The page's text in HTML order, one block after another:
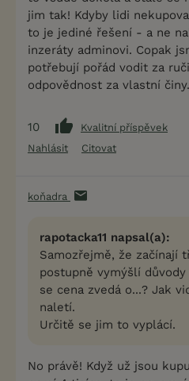
jim tak! Kdyby lidi
to je jediné řešení - a ne
inzeráty adminovi. Copak
potřebují pořád vodit za
odpovědnost za vlastní činy.
10
Kvalitní příspěvek
Nahlásit
Citovat
koňadra
rapotacka11 napsal(a):
Samozřejmě, že začínají
postupně vymýšlí důvody
se cena zvedá o...? Jak
naletí.
Určitě se jim to vyplácí.
No právě! Když už jsou